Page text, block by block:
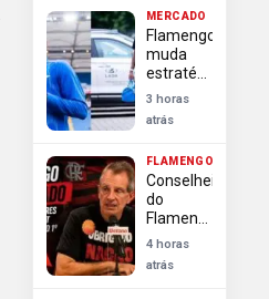
futebol
masculino
MERCADO
Flamengo
muda
estratégia
e
pressiona
por
rápida na
contratação
de Luiz
Henrique
3 horas
atrás
FLAMENGO
Conselheiros
do
Flamengo
exigem
transparência
e
4 horas
atrás